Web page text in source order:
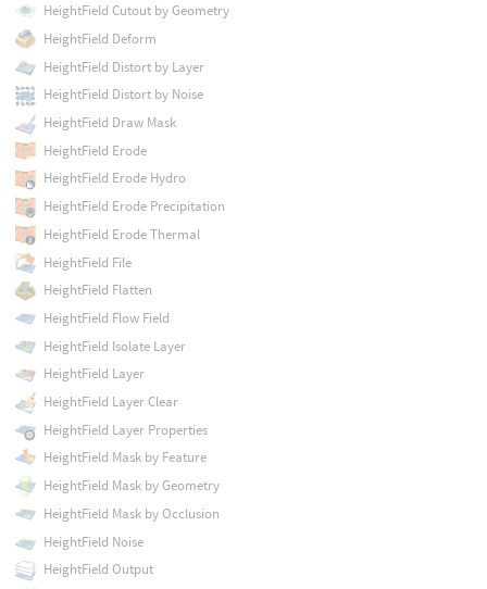
HeightField Cutout by Geometry
HeightField Deform
HeightField Distort by Layer
HeightField Distort by Noise
HeightField Draw Mask
HeightField Erode
HeightField Erode Hydro
HeightField Erode Precipitation
HeightField Erode Thermal
HeightField File
HeightField Flatten
HeightField Flow Field
HeightField Isolate Layer
HeightField Layer
HeightField Layer Clear
HeightField Layer Properties
HeightField Mask by Feature
HeightField Mask by Geometry
HeightField Mask by Occlusion
HeightField Noise
HeightField Output